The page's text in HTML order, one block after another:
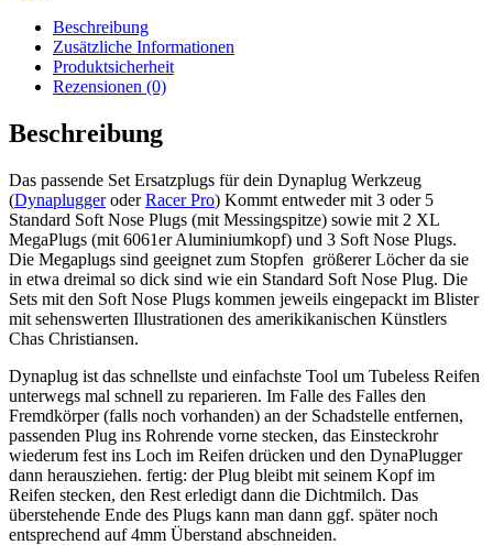
Beschreibung
Zusätzliche Informationen
Produktsicherheit
Rezensionen (0)
Beschreibung
Das passende Set Ersatzplugs für dein Dynaplug Werkzeug
(DynapluggeroderRacer Pro) Kommt entweder mit 3 oder 5
Standard Soft Nose Plugs (mit Messingspitze) sowie mit 2 XL
MegaPlugs (mit 6061er Aluminiumkopf) und 3 Soft Nose Plugs.
Die Megaplugs sind geeignet zum Stopfen größerer Löcher da sie
in etwa dreimal so dick sind wie ein Standard Soft Nose Plug. Die
Sets mit den Soft Nose Plugs kommen jeweils eingepackt im Blister
mit sehenswerten Illustrationen des amerikikanischen Künstlers
Chas Christiansen.
Dynaplug ist das schnellste und einfachste Tool um Tubeless Reifen
unterwegs mal schnell zu reparieren. Im Falle des Falles den
Fremdkörper (falls noch vorhanden) an der Schadstelle entfernen,
passenden Plug ins Rohrende vorne stecken, das Einsteckrohr
wiederum fest ins Loch im Reifen drücken und den DynaPlugger
dann herausziehen. fertig: der Plug bleibt mit seinem Kopf im
Reifen stecken, den Rest erledigt dann die Dichtmilch. Das
überstehende Ende des Plugs kann man dann ggf. später noch
entsprechend auf 4mm Überstand abschneiden.